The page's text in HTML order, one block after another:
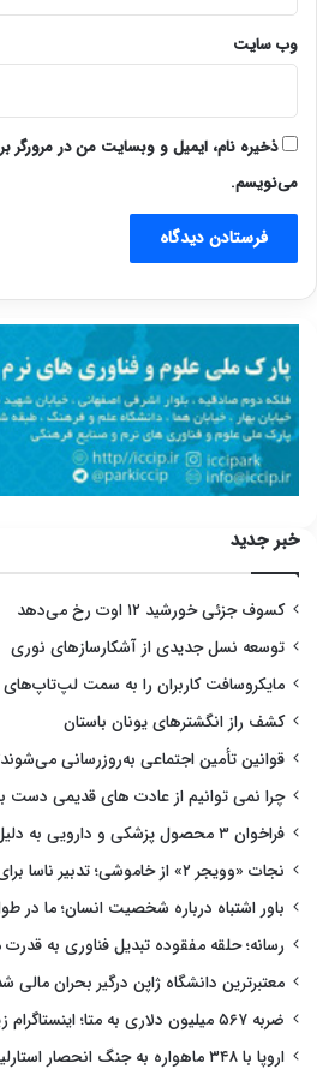
وب‌ سایت
ذخیره نام، ایمیل و وبسایت من در مرورگر
می‌نویسم.
خبر جدید
کسوف جزئی خورشید ۱۲ اوت رخ می‌دهد
توسعه نسل جدیدی از آشکارسازهای نوری
مایکروسافت کاربران را به سمت
کشف راز انگشترهای یونان باستان
قوانین تأمین اجتماعی به‌روزرسانی
چرا نمی توانیم از عادت های قدیمی دست
فراخوان ۳ محصول پزشکی و دارویی به دلیل خطرهای کیفی و ایمنی
نجات «وویجر ۲» از خاموشی؛ تدبیر ناسا برای حفظ کاوشگر ۴۸ ساله
باور اشتباه درباره شخصیت انسان؛ ما در
رسانه؛ حلقه مفقوده تبدیل فناوری به
معتبرترین دانشگاه ژاپن درگیر بحران مالی
ضربه ۵۶۷ میلیون دلاری به متا؛ اینستاگرام زیر تیغ دادگاه
اروپا با ۳۴۸ ماهواره به جنگ انحصار استارلینک می‌رود